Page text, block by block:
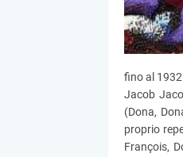
fino al
Jacob
(Dona,
proprio
François,